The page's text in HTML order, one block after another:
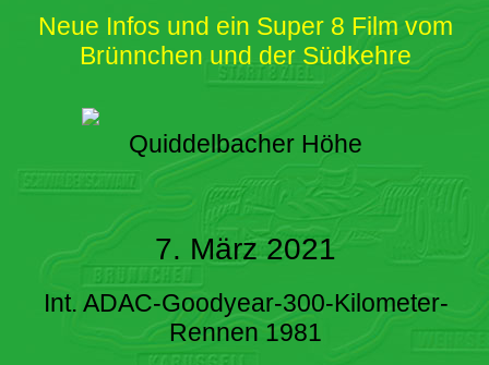
Neue Infos und ein Super 8 Film vom
Brünnchen und der Südkehre
Quiddelbacher Höhe
7. März 2021
Int. ADAC-Goodyear-300-Kilometer-
Rennen 1981